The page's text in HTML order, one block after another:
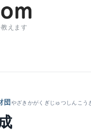
えます
団やざきかがくぎじゅつしんこう